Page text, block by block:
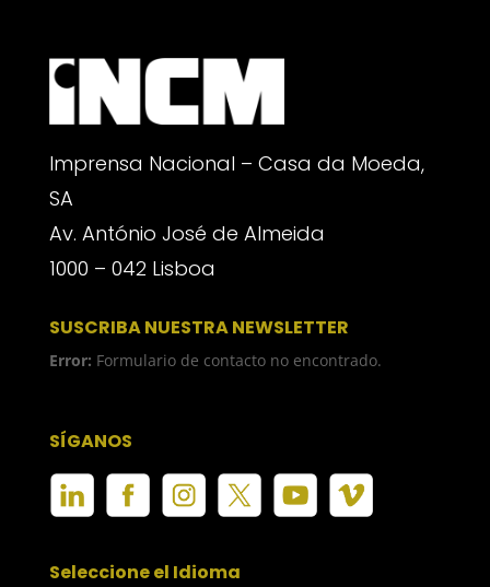
Imprensa Nacional – Casa da Moeda,
SA
Av. António José de Almeida
1000 – 042 Lisboa
SUSCRIBA NUESTRA NEWSLETTER
Error: Formulario de contacto no encontrado.
SÍGANOS
Seleccione el Idioma